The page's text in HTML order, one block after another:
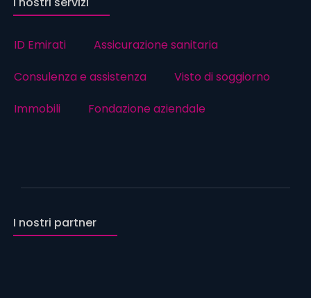
ID Emirati
Assicurazione sanitaria
Consulenza e assistenza
Visto di soggiorno
Immobili
Fondazione aziendale
I nostri partner